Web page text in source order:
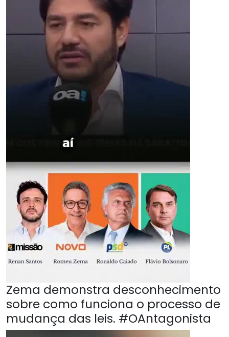
Zema demonstra desconhecimento
sobre como funciona o processo de
mudança das leis. #OAntagonista